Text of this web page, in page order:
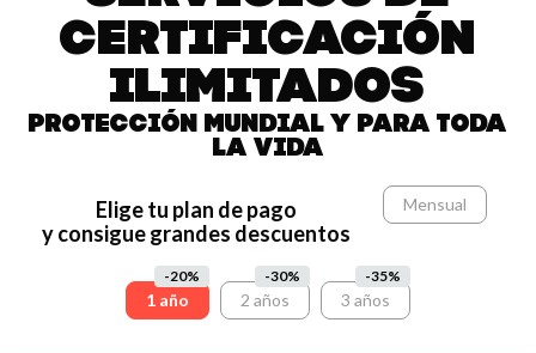
CERTIFICACIÓN
ILIMITADOS
PROTECCIÓN MUNDIAL Y PARA TODA
LA VIDA
Elige tu plan de pago
y consigue grandes descuentos
Mensual
-20%
1 año
-30%
2 años
-35%
3 años